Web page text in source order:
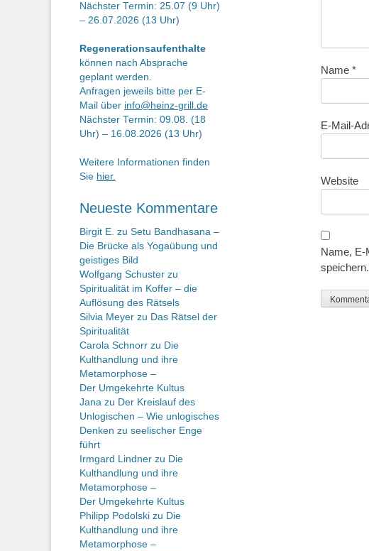
Name *
E-Mail-
Website
Name, E-
speichern.
Nächster Termin: 25.07 (9 Uhr)
– 26.07.2026 (13 Uhr)
Regenerationsaufenthalte
können nach Absprache
geplant werden.
Anfragen jeweils bitte per E-
Mail über info@heinz-grill.de
Nächster Termin: 09.08. (18
Uhr) – 16.08.2026 (13 Uhr)
Weitere Informationen finden
Sie hier.
Neueste Kommentare
Birgit E. zu Setu Bandhasana –
Die Brücke als Yogaübung und
geistiges Bild
Wolfgang Schuster zu
Spiritualität im Koffer – die
Auflösung des Rätsels
Silvia Meyer zu Das Rätsel der
Spiritualität
Carola Schnorr zu Die
Kulthandlung und ihre
Metamorphose –
Der Umgekehrte Kultus
Jana zu Der Kreislauf des
Unlogischen – Wie unlogisches
Denken zu seelischer Enge
führt
Irmgard Lindner zu Die
Kulthandlung und ihre
Metamorphose –
Der Umgekehrte Kultus
Philipp Podolski zu Die
Kulthandlung und ihre
Metamorphose –